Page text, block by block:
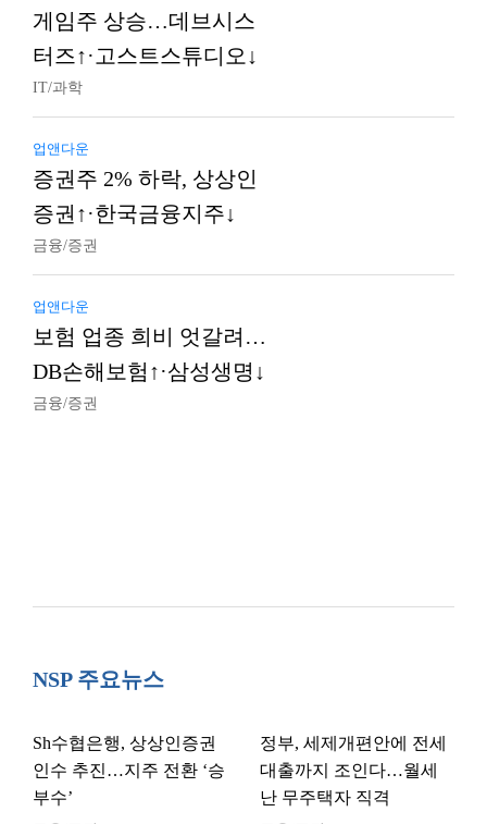
게임주 상승…데브시스
터즈↑·고스트스튜디오↓
IT/과학
업앤다운
증권주 2% 하락, 상상인
증권↑·한국금융지주↓
금융/증권
업앤다운
보험 업종 희비 엇갈려…
DB손해보험↑·삼성생명↓
금융/증권
NSP 주요뉴스
Sh수협은행, 상상인증권
인수 추진…지주 전환 ‘승
부수’
정부, 세제개편안에 전세
대출까지 조인다…월세
난 무주택자 직격